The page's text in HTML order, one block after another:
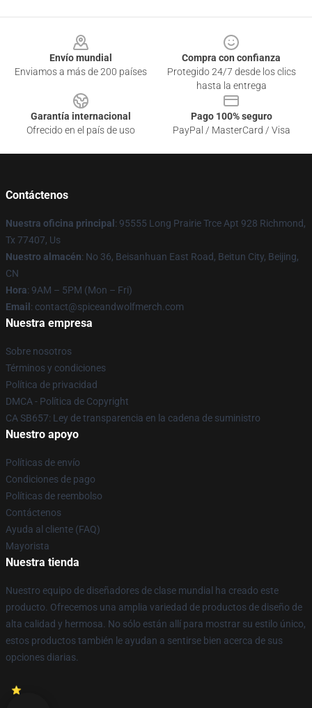
Envío mundial
Enviamos a más de 200 países
Compra con confianza
Protegido 24/7 desde los clics
hasta la entrega
Garantía internacional
Ofrecido en el país de uso
Pago 100% seguro
PayPal / MasterCard / Visa
Contáctenos
Nuestra oficina principal : 95555 Long Prairie Trce Apt 928 Richmond,
Tx 77407, Us
Nuestro almacén: No 36, Beisanhuan East Road, Beitun City, Beijing,
CN
Hora: 9AM – 5PM (Mon – Fri)
Email : contact@spiceandwolfmerch.com
Nuestra empresa
Sobre nosotros
Términos y condiciones
Política de privacidad
DMCA - Política de Copyright
CA SB657: Ley de transparencia en la cadena de suministro
Nuestro apoyo
Políticas de envío
Condiciones de pago
Políticas de reembolso
Contáctenos
Ayuda al cliente (FAQ)
Mayorista
Nuestra tienda
Nuestro equipo de diseñadores de clase mundial ha creado este
producto. Ofrecemos una amplia variedad de productos de diseño de
alta calidad y hermosa. No sólo están allí para mostrar su estilo único,
estos productos también le ayudan a sentirse bien acerca de sus
opciones diarias.